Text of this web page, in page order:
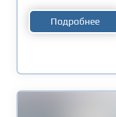
Подробнее